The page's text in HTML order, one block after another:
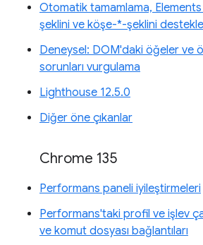
Otomatik tamamlama,
şeklini ve köşe-*-şeklini
Deneysel: DOM'daki öğeler ve
sorunları vurgulama
Lighthouse 12.5.0
Diğer öne çıkanlar
Chrome 135
Performans paneli iyileştirmeleri
Performans'taki profil ve işlev
ve komut dosyası bağlantıları